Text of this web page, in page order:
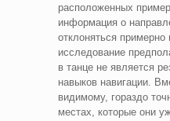
расположенных
информация о
отклоняться
исследование
в танце не является
навыков навигации.
видимому, гораздо
местах, которые они